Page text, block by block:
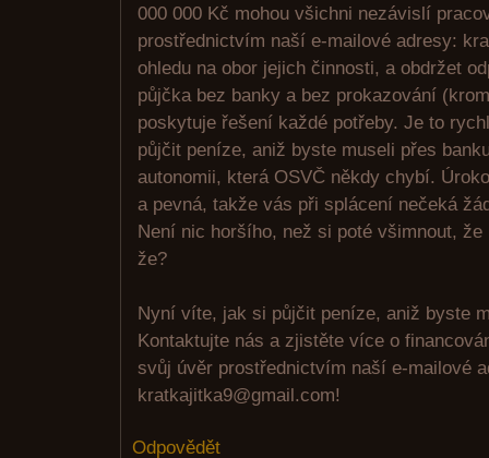
000 000 Kč mohou všichni nezávislí
prostřednictvím naší e-mailové adresy:
ohledu na obor jejich činnosti, a obdržet
půjčka bez banky a bez prokazování
poskytuje řešení každé potřeby. Je to
půjčit peníze, aniž byste museli přes
autonomii, která OSVČ někdy chybí.
a pevná, takže vás při splácení nečeká
Není nic horšího, než si poté všimnout,
že?
Nyní víte, jak si půjčit peníze, aniž byste
Kontaktujte nás a zjistěte více o
svůj úvěr prostřednictvím naší e-mailové
kratkajitka9@gmail.com!
Odpovědět